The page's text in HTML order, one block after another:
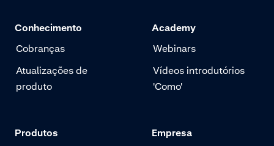
Conhecimento
Cobranças
Atualizações de
produto
Academy
Webinars
Vídeos introdutórios
'Como'
Produtos Empresa